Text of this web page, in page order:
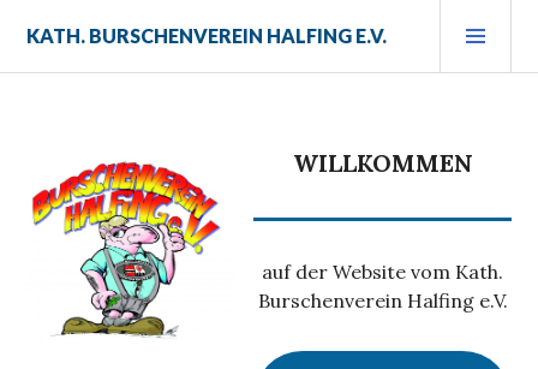
Inhalt
springen
KATH. BURSCHENVEREIN HALFING E.V.
WILLKOMMEN
auf der Website vom Kath.
Burschenverein Halfing e.V.